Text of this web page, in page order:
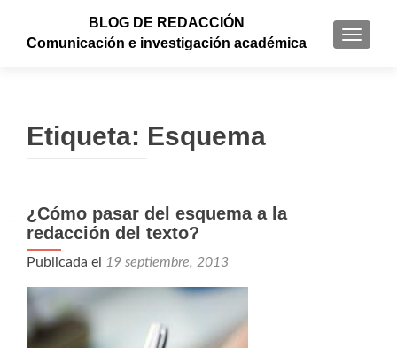
BLOG DE REDACCIÓN
Comunicación e investigación académica
Etiqueta: Esquema
¿Cómo pasar del esquema a la
redacción del texto?
Publicada el 19 septiembre, 2013